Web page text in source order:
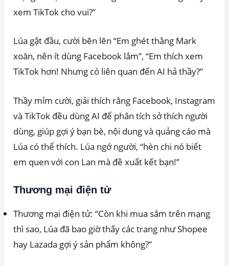
xem TikTok cho vui?”
Lúa gật đầu, cười bẽn lẽn “Em ghét thằng Mark
xoăn, nên ít dùng Facebook lắm”, “Em thích xem
TikTok hơn! Nhưng có liên quan đến AI hả thầy?”
Thầy mỉm cười, giải thích rằng Facebook, Instagram
và TikTok đều dùng AI để phân tích sở thích người
dùng, giúp gợi ý bạn bè, nội dung và quảng cáo mà
Lúa có thể thích. Lúa ngớ người, “hèn chi nó biết
em quen với con Lan mà đề xuất kết bạn!”
Thương mại điện tử
Thương mại điện tử: “Còn khi mua sắm trên mạng
thì sao, Lúa đã bao giờ thấy các trang như Shopee
hay Lazada gợi ý sản phẩm không?”